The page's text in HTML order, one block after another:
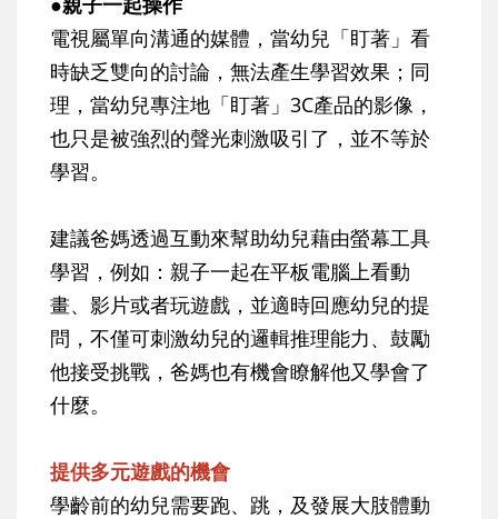
電視屬單向溝通的媒體，當幼兒「盯著」看
時缺乏雙向的討論，無法產生學習效果；同
理，當幼兒專注地「盯著」3C產品的影像，
也只是被強烈的聲光刺激吸引了，並不等於
學習。
建議爸媽透過互動來幫助幼兒藉由螢幕工具
學習，例如：親子一起在平板電腦上看動
畫、影片或者玩遊戲，並適時回應幼兒的提
問，不僅可刺激幼兒的邏輯推理能力、鼓勵
他接受挑戰，爸媽也有機會瞭解他又學會了
什麼。
提供多元遊戲的機會
學齡前的幼兒需要跑、跳，及發展大肢體動